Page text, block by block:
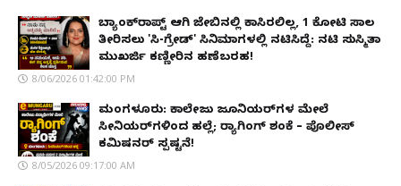
ಬ್ಯಾಂಕ್‌ರಾಪ್ಟ್‌ ಆಗಿ ಜೇಬಿನಲ್ಲಿ ಕಾಸಿರಲಿಲ್ಲ, ₹1 ಕೋಟಿ ಸಾಲ
ತೀರಿಸಲು 'ಸಿ-ಗ್ರೇಡ್' ಸಿನಿಮಾಗಳಲ್ಲಿ ನಟಿಸಿದ್ದೆ: ನಟಿ ಸುಸ್ಮಿತಾ
ಮುಖರ್ಜಿ ಕಣ್ಣೀರಿನ ಹಣೆಬರಹ!
8/06/2026 01:42:00 PM
ಮಂಗಳೂರು: ಕಾಲೇಜು ಜೂನಿಯರ್‌ಗಳ ಮೇಲೆ
ಸೀನಿಯರ್‌ಗಳಿಂದ ಹಲ್ಲೆ; ರ‌್ಯಾಗಿಂಗ್ ಶಂಕೆ – ಪೊಲೀಸ್
ಕಮಿಷನರ್ ಸ್ಪಷ್ಟನೆ!
8/05/2026 09:17:00 AM